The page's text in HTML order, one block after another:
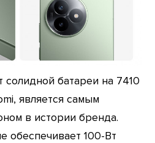
солидной батареи на 7410
является самым
в истории бренда.
обеспечивает 100-Вт